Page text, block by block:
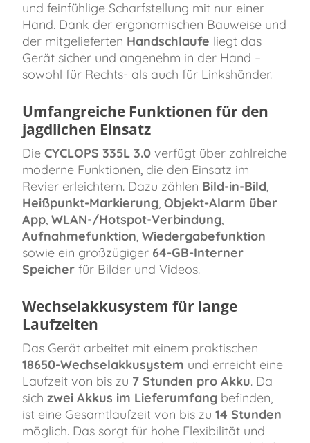
und feinfühlige Scharfstellung mit nur einer
Hand. Dank der ergonomischen Bauweise und
der mitgelieferten Handschlaufe liegt das
Gerät sicher und angenehm in der Hand –
sowohl für Rechts- als auch für Linkshänder.
Umfangreiche Funktionen für den
jagdlichen Einsatz
Die CYCLOPS 335L 3.0 verfügt über zahlreiche
moderne Funktionen, die den Einsatz im
Revier erleichtern. Dazu zählen Bild-in-Bild,
Heißpunkt-Markierung, Objekt-Alarm über
App, WLAN-/Hotspot-Verbindung,
Aufnahmefunktion, Wiedergabefunktion
sowie ein großzügiger 64-GB-Interner
Speicher für Bilder und Videos.
Wechselakkusystem für lange
Laufzeiten
Das Gerät arbeitet mit einem praktischen
18650-Wechselakkusystem und erreicht eine
Laufzeit von bis zu 7 Stunden pro Akku. Da
sich zwei Akkus im Lieferumfang befinden,
ist eine Gesamtlaufzeit von bis zu 14 Stunden
möglich. Das sorgt für hohe Flexibilität und